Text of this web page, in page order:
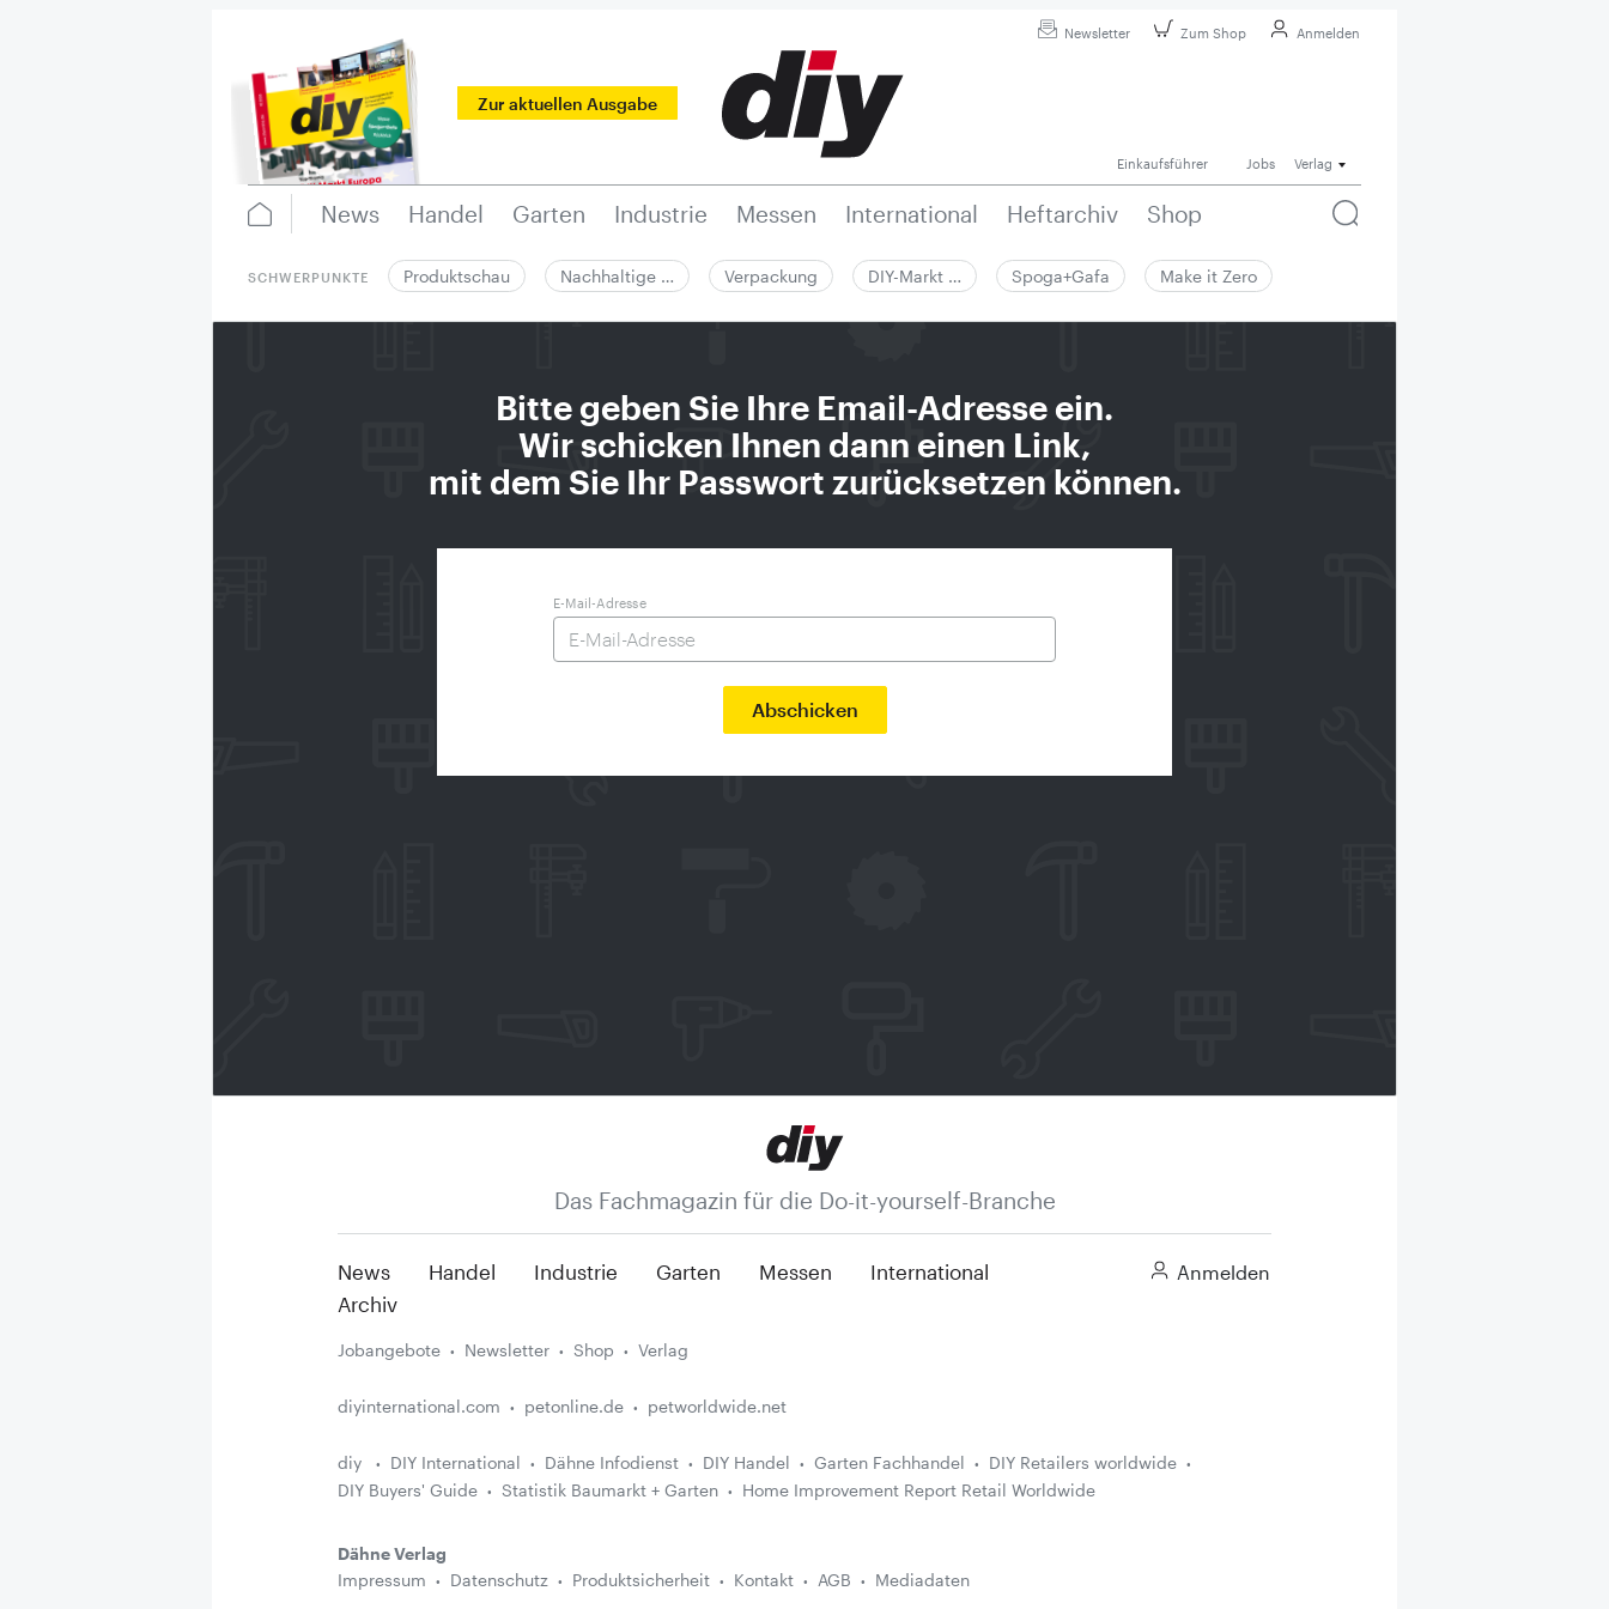
Newsletter Zum Shop Anmelden
Zur aktuellen Ausgabe
Einkaufsführer Jobs Verlag
News Handel Garten Industrie Messen International Heftarchiv Shop
SCHWERPUNKTE Produktschau Nachhaltige … Verpackung DIY-Markt … Spoga+Gafa Make it Zero
Bitte geben Sie Ihre Email-Adresse ein.
Wir schicken Ihnen dann einen Link,
mit dem Sie Ihr Passwort zurücksetzen können.
E-Mail-Adresse
Das Fachmagazin für die Do-it-yourself-Branche
News Handel Industrie Garten Messen
International
Archiv
Anmelden
Jobangebote Newsletter Shop Verlag
diyinternational.com petonline.de petworldwide.net
diy DIY International Dähne Infodienst DIY Handel Garten Fachhandel
DIY Retailers worldwide
DIY Buyers' Guide
Statistik Baumarkt + Garten Home Improvement Report Retail Worldwide
Dähne Verlag
Impressum
Datenschutz Produktsicherheit Kontakt AGB Mediadaten